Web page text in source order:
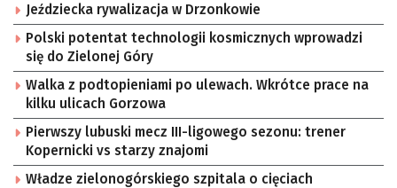
Jeździecka rywalizacja w Drzonkowie
Polski potentat technologii kosmicznych wprowadzi
się do Zielonej Góry
Walka z podtopieniami po ulewach. Wkrótce prace na
kilku ulicach Gorzowa
Pierwszy lubuski mecz III-ligowego sezonu: trener
Kopernicki vs starzy znajomi
Władze zielonogórskiego szpitala o cięciach